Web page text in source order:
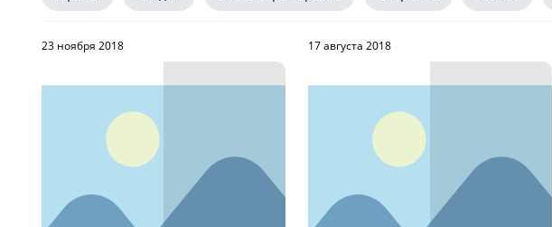
23 ноября 2018 17 августа 2018